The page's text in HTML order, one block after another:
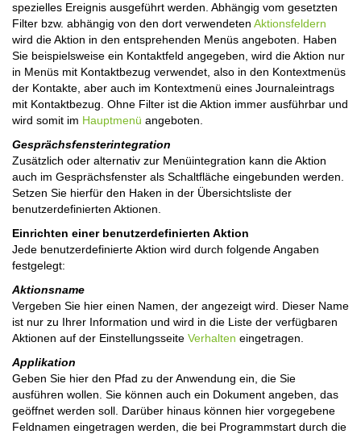
spezielles Ereignis ausgeführt werden. Abhängig vom gesetzten
Filter bzw. abhängig von den dort verwendeten Aktionsfeldern
wird die Aktion in den entsprehenden Menüs angeboten. Haben
Sie beispielsweise ein Kontaktfeld angegeben, wird die Aktion nur
in Menüs mit Kontaktbezug verwendet, also in den Kontextmenüs
der Kontakte, aber auch im Kontextmenü eines Journaleintrags
mit Kontaktbezug. Ohne Filter ist die Aktion immer ausführbar und
wird somit im Hauptmenü angeboten.
Gesprächsfensterintegration
Zusätzlich oder alternativ zur Menüintegration kann die Aktion
auch im Gesprächsfenster als Schaltfläche eingebunden werden.
Setzen Sie hierfür den Haken in der Übersichtsliste der
benutzerdefinierten Aktionen.
Einrichten einer benutzerdefinierten Aktion
Jede benutzerdefinierte Aktion wird durch folgende Angaben
festgelegt:
Aktionsname
Vergeben Sie hier einen Namen, der angezeigt wird. Dieser Name
ist nur zu Ihrer Information und wird in die Liste der verfügbaren
Aktionen auf der Einstellungsseite Verhalten eingetragen.
Applikation
Geben Sie hier den Pfad zu der Anwendung ein, die Sie
ausführen wollen. Sie können auch ein Dokument angeben, das
geöffnet werden soll. Darüber hinaus können hier vorgegebene
Feldnamen eingetragen werden, die bei Programmstart durch die